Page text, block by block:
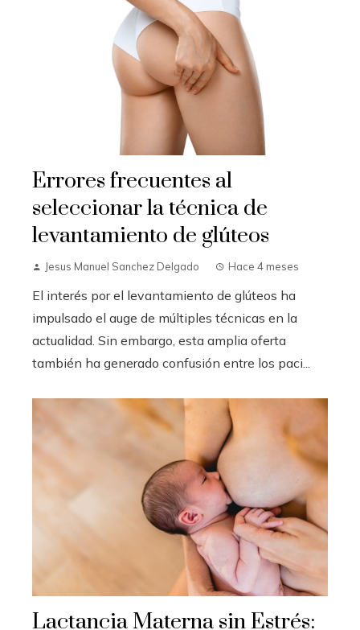
Errores frecuentes al
seleccionar la técnica de
levantamiento de glúteos
Jesus Manuel Sanchez Delgado Hace 4 meses
El interés por el levantamiento de glúteos ha
impulsado el auge de múltiples técnicas en la
actualidad. Sin embargo, esta amplia oferta
también ha generado confusión entre los paci...
Lactancia Materna sin Estrés: